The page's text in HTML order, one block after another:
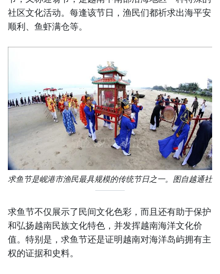
社区文化活动。每逢该节日，渔民们都祈求出海平安
顺利、鱼虾满仓等。
求鱼节是岘港市渔民最具规模的传统节日之一。图自越通社
求鱼节不仅展示了民间文化色彩，而且还有助于保护
和弘扬越南民族文化特色，并发挥越南海洋文化价
值。特别是，求鱼节还是证明越南对海洋岛屿拥有主
权的证据和史料。